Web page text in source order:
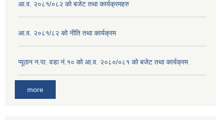
आ.व. २०८१/०८२ को बजेट तथा कार्यक्रमहरु
आ.व. २०८१/८२ को नीति तथा कार्यक्रम
प्यूठान न.पा. वडा नं.१० को आ.व. २०८०/०८१ को बजेट तथा कार्यक्रम
more